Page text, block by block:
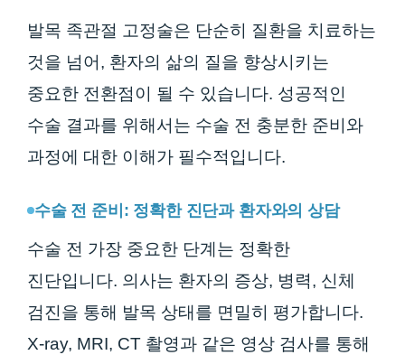
발목 족관절 고정술은 단순히 질환을 치료하는
것을 넘어, 환자의 삶의 질을 향상시키는
중요한 전환점이 될 수 있습니다. 성공적인
수술 결과를 위해서는 수술 전 충분한 준비와
과정에 대한 이해가 필수적입니다.
수술 전 준비: 정확한 진단과 환자와의 상담
수술 전 가장 중요한 단계는 정확한
진단입니다. 의사는 환자의 증상, 병력, 신체
검진을 통해 발목 상태를 면밀히 평가합니다.
X-ray, MRI, CT 촬영과 같은 영상 검사를 통해